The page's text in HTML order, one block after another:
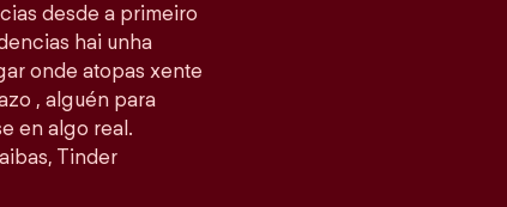
desde a primeiro
hai unha
onde atopas xente
, alguén para
en algo real.
Tinder